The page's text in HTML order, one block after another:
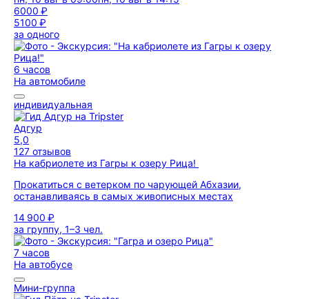
6000 ₽
5100 ₽
за одного
6 часов
На автомобиле
индивидуальная
Адгур
5,0
127 отзывов
На кабриолете из Гагры к озеру Рица!
Прокатиться с ветерком по чарующей Абхазии,
останавливаясь в самых живописных местах
14 900 ₽
за группу, 1–3 чел.
7 часов
На автобусе
Мини-группа